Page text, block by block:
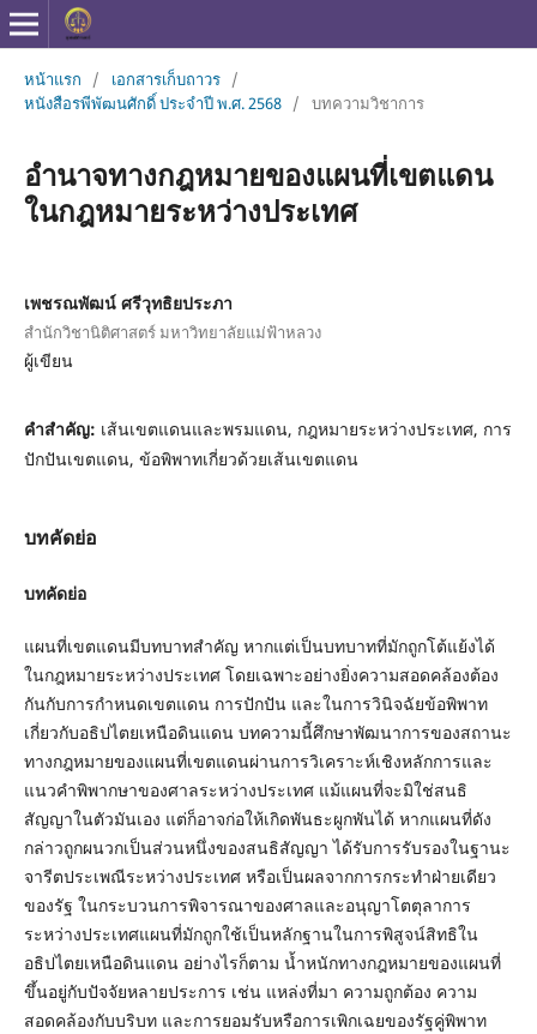
หน้าแรก / เอกสารเก็บถาวร /
หนังสือรพีพัฒนศักดิ์ ประจำปี พ.ศ. 2568 / บทความวิชาการ
อำนาจทางกฎหมายของแผนที่เขตแดน
ในกฎหมายระหว่างประเทศ
เพชรณพัฒน์ ศรีวุทธิยประภา
สำนักวิชานิติศาสตร์ มหาวิทยาลัยแม่ฟ้าหลวง
ผู้เขียน
คำสำคัญ: เส้นเขตแดนและพรมแดน, กฎหมายระหว่างประเทศ, การ
ปักปันเขตแดน, ข้อพิพาทเกี่ยวด้วยเส้นเขตแดน
บทคัดย่อ
บทคัดย่อ
แผนที่เขตแดนมีบทบาทสำคัญ หากแต่เป็นบทบาทที่มักถูกโต้แย้งได้
ในกฎหมายระหว่างประเทศ โดยเฉพาะอย่างยิ่งความสอดคล้องต้อง
กันกับการกำหนดเขตแดน การปักปัน และในการวินิจฉัยข้อพิพาท
เกี่ยวกับอธิปไตยเหนือดินแดน บทความนี้ศึกษาพัฒนาการของสถานะ
ทางกฎหมายของแผนที่เขตแดนผ่านการวิเคราะห์เชิงหลักการและ
แนวคำพิพากษาของศาลระหว่างประเทศ แม้แผนที่จะมิใช่สนธิ
สัญญาในตัวมันเอง แต่ก็อาจก่อให้เกิดพันธะผูกพันได้ หากแผนที่ดัง
กล่าวถูกผนวกเป็นส่วนหนึ่งของสนธิสัญญา ได้รับการรับรองในฐานะ
จารีตประเพณีระหว่างประเทศ หรือเป็นผลจากการกระทำฝ่ายเดียว
ของรัฐ ในกระบวนการพิจารณาของศาลและอนุญาโตตุลาการ
ระหว่างประเทศแผนที่มักถูกใช้เป็นหลักฐานในการพิสูจน์สิทธิใน
อธิปไตยเหนือดินแดน อย่างไรก็ตาม น้ำหนักทางกฎหมายของแผนที่
ขึ้นอยู่กับปัจจัยหลายประการ เช่น แหล่งที่มา ความถูกต้อง ความ
สอดคล้องกับบริบท และการยอมรับหรือการเพิกเฉยของรัฐคู่พิพาท